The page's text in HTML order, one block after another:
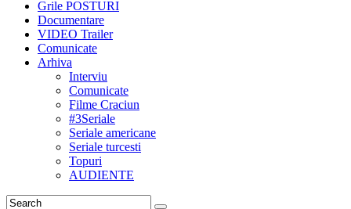
Grile POSTURI
Documentare
VIDEO Trailer
Comunicate
Arhiva
Interviu
Comunicate
Filme Craciun
#3Seriale
Seriale americane
Seriale turcesti
Topuri
AUDIENTE